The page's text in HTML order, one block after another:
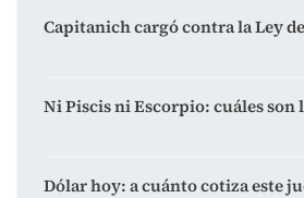
Capitanich cargó contra la Ley
Ni Piscis ni Escorpio: cuáles son
Dólar hoy: a cuánto cotiza este